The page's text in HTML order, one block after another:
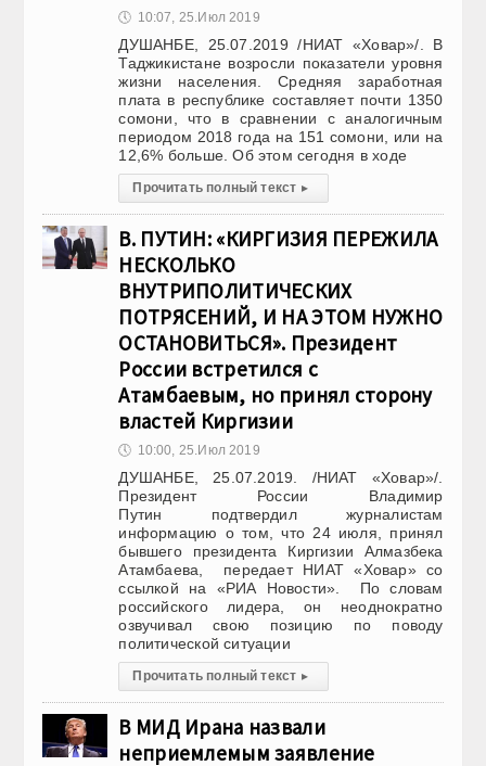
🕔 10:07, 25.Июл 2019
ДУШАНБЕ, 25.07.2019 /НИАТ «Ховар»/. В
Таджикистане возросли показатели уровня
жизни населения. Средняя заработная
плата в республике составляет почти 1350
сомони, что в сравнении с аналогичным
периодом 2018 года на 151 сомони, или на
12,6% больше. Об этом сегодня в ходе
Прочитать полный текст ▸
В. ПУТИН: «КИРГИЗИЯ ПЕРЕЖИЛА
НЕСКОЛЬКО
ВНУТРИПОЛИТИЧЕСКИХ
ПОТРЯСЕНИЙ, И НА ЭТОМ НУЖНО
ОСТАНОВИТЬСЯ». Президент
России встретился с
Атамбаевым, но принял сторону
властей Киргизии
🕔 10:00, 25.Июл 2019
ДУШАНБЕ, 25.07.2019. /НИАТ «Ховар»/.
Президент России Владимир
Путин подтвердил журналистам
информацию о том, что 24 июля, принял
бывшего президента Киргизии Алмазбека
Атамбаева, передает НИАТ «Ховар» со
ссылкой на «РИА Новости». По словам
российского лидера, он неоднократно
озвучивал свою позицию по поводу
политической ситуации
Прочитать полный текст ▸
В МИД Ирана назвали
неприемлемым заявление